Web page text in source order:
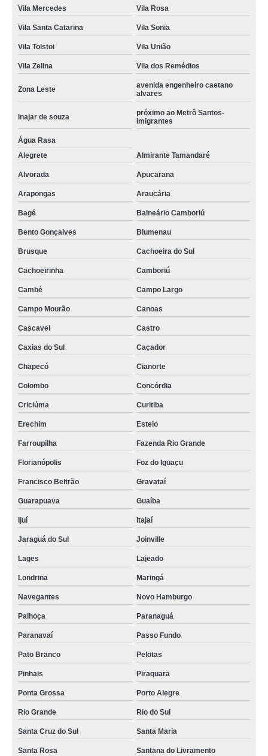
Vila Mercedes Vila Rosa
Vila Santa Catarina Vila Sonia
Vila Tolstoi Vila União
Vila Zelina Vila dos Remédios
Zona Leste
avenida engenheiro caetano
alvares
inajar de souza
próximo ao Metrô Santos-
Imigrantes
Água Rasa
Alegrete
Almirante Tamandaré
Alvorada Apucarana
Arapongas Araucária
Bagé Balneário Camboriú
Bento Gonçalves Blumenau
Brusque Cachoeira do Sul
Cachoeirinha Camboriú
Cambé Campo Largo
Campo Mourão Canoas
Cascavel Castro
Caxias do Sul Caçador
Chapecó Cianorte
Colombo Concórdia
Criciúma Curitiba
Erechim Esteio
Farroupilha Fazenda Rio Grande
Florianópolis Foz do Iguaçu
Francisco Beltrão Gravataí
Guarapuava Guaíba
Ijuí Itajaí
Jaraguá do Sul Joinville
Lages Lajeado
Londrina Maringá
Navegantes Novo Hamburgo
Palhoça Paranaguá
Paranavaí Passo Fundo
Pato Branco Pelotas
Pinhais Piraquara
Ponta Grossa Porto Alegre
Rio Grande Rio do Sul
Santa Cruz do Sul Santa Maria
Santa Rosa Santana do Livramento